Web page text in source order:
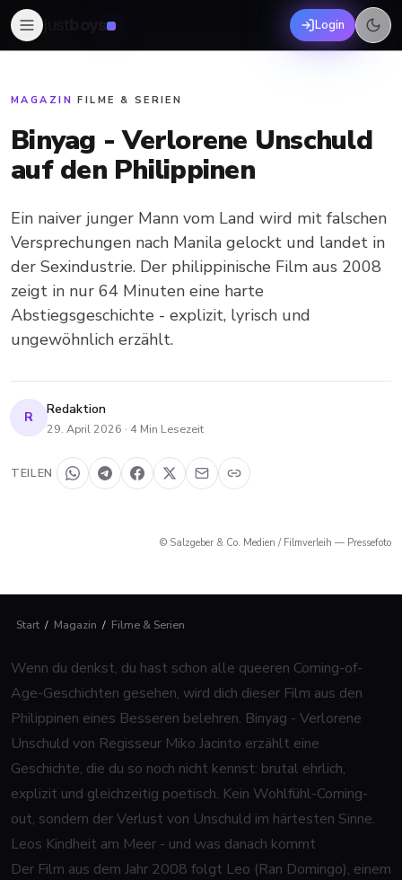
boys Login
MAGAZIN ·FILME & SERIEN
Binyag - Verlorene Unschuld
auf den Philippinen
Ein naiver junger Mann vom Land wird mit falschen
Versprechungen nach Manila gelockt und landet in
der Sexindustrie. Der philippinische Film aus 2008
zeigt in nur 64 Minuten eine harte
Abstiegsgeschichte - explizit, lyrisch und
ungewöhnlich erzählt.
R Redaktion
29. April 2026 · 4 Min Lesezeit
TEILEN
© Salzgeber & Co. Medien / Filmverleih — Pressefoto
Start / Magazin / Filme & Serien
Wenn du denkst, du hast schon alle queeren Coming-of-
Age-Geschichten gesehen, wird dich dieser Film aus den
Philippinen eines Besseren belehren. Binyag - Verlorene
Unschuld von Regisseur Miko Jacinto erzählt eine
Geschichte, die du so noch nicht kennst: brutal ehrlich,
explizit und gleichzeitig poetisch. Kein Wohlfühl-Coming-
out, sondern der Verlust von Unschuld im härtesten Sinne.
Leos Kindheit am Meer - und was danach kommt
Der Film aus dem Jahr 2008 folgt Leo (Ran Domingo), einem